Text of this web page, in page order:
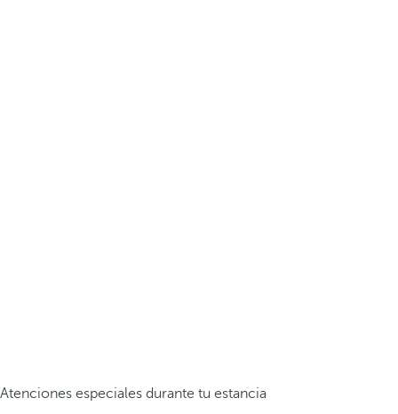
Atenciones especiales durante tu estancia